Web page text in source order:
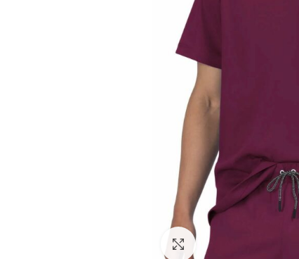
Click to enlarge